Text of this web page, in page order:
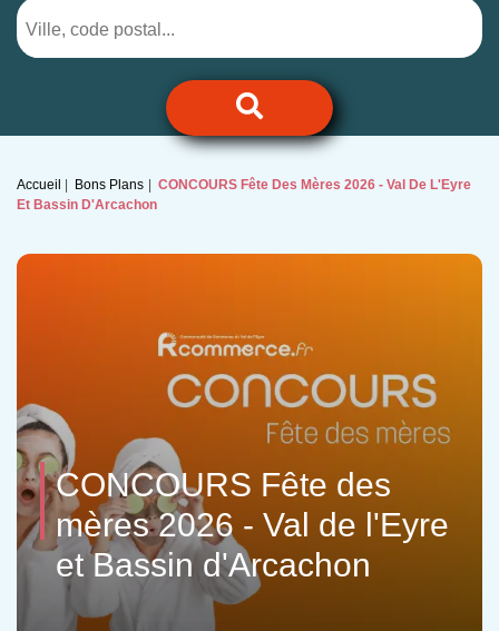
Accueil Bons Plans
CONCOURS Fête Des Mères 2026 - Val De L'Eyre
Et Bassin D'Arcachon
CONCOURS Fête des
mères 2026 - Val de l'Eyre
et Bassin d'Arcachon